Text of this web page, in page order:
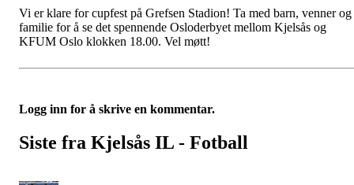
Vi er klare for cupfest på Grefsen Stadion! Ta med barn, venner og
familie for å se det spennende Osloderbyet mellom Kjelsås og
KFUM Oslo klokken 18.00. Vel møtt!
Logg inn for å skrive en kommentar.
Siste fra Kjelsås IL - Fotball